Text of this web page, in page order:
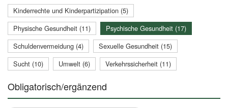
Kinderrechte und Kinderpartizipation (5)
Physische Gesundheit (11)
Psychische Gesundheit (17)
Schuldenvermeidung (4)
Sexuelle Gesundheit (15)
Sucht (10)
Umwelt (6) Verkehrssicherheit (11)
Obligatorisch/ergänzend